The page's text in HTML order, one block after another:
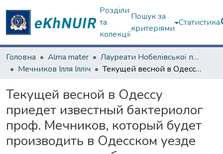
Розділи
та
колекції
Пошук за
критеріями
Статистика
Головна Alma mater
Лауреати Нобелівської премії
Мечников Ілля Ілліч
Текущей весной в Одессу приедет известный бактериолог проф. Мечников, который будет производить в Одесском уезде опыты прививки бациллы для истребления грызунов, опустошающих поля
Текущей весной в Одессу
приедет известный бактериолог
проф. Мечников, который будет
производить в Одесском уезде